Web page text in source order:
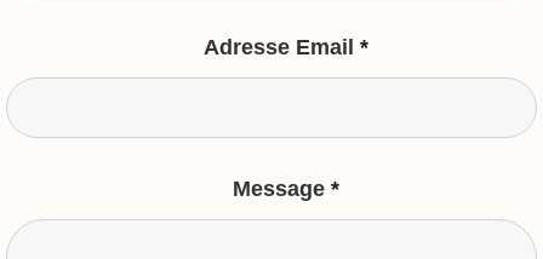
Adresse Email *
Message *